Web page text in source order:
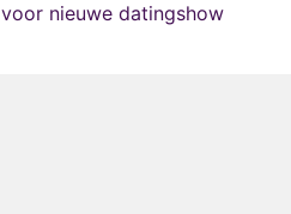
voor nieuwe datingshow